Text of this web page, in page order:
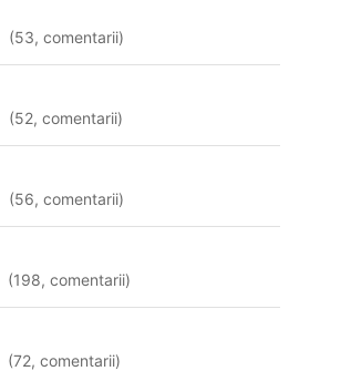
(53,comentarii)
(52,comentarii)
(56,comentarii)
(198,comentarii)
(72,comentarii)